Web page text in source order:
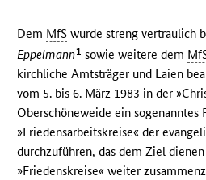
Dem MfS wurde streng vertraulich
Eppelmann1 sowie weitere dem
kirchliche Amtsträger und Laien
vom 5. bis 6. März 1983 in der
Oberschöneweide ein sogenanntes
»Friedensarbeitskreise« der
durchzuführen, das dem Ziel
»Friedenskreise« weiter